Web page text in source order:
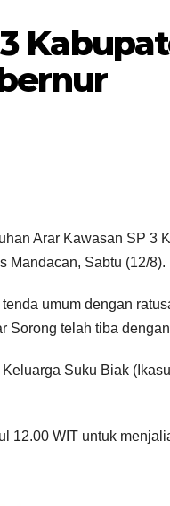
Arar Kawasan SP 3
Mandacan, Sabtu (12/8).
umum dengan
Sorong telah tiba
Suku Biak
12.00 WIT untuk